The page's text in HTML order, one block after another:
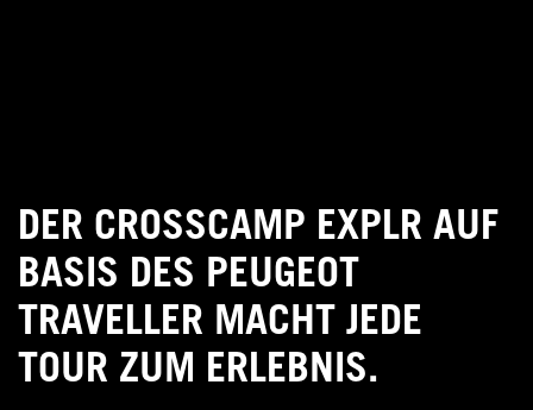
DER CROSSCAMP EXPLR AUF
BASIS DES PEUGEOT
TRAVELLER MACHT JEDE
TOUR ZUM ERLEBNIS.